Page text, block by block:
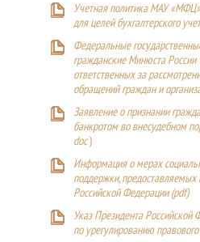
Учетная политика МАУ
для целей бухгалтерского
Федеральные
гражданские Минюста России
ответственных за
обращений граждан и
Заявление о признании
банкротом во внесудебном
doc)
Информация о мерах
поддержки,
Российской Федерации (pdf)
Указ Президента Российской
по урегулированию правового